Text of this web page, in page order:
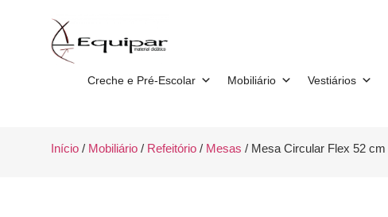
Creche e Pré-Escolar Mobiliário Vestiários
Início/ Mobiliário/ Refeitório/ Mesas / Mesa Circular Flex 52 cm